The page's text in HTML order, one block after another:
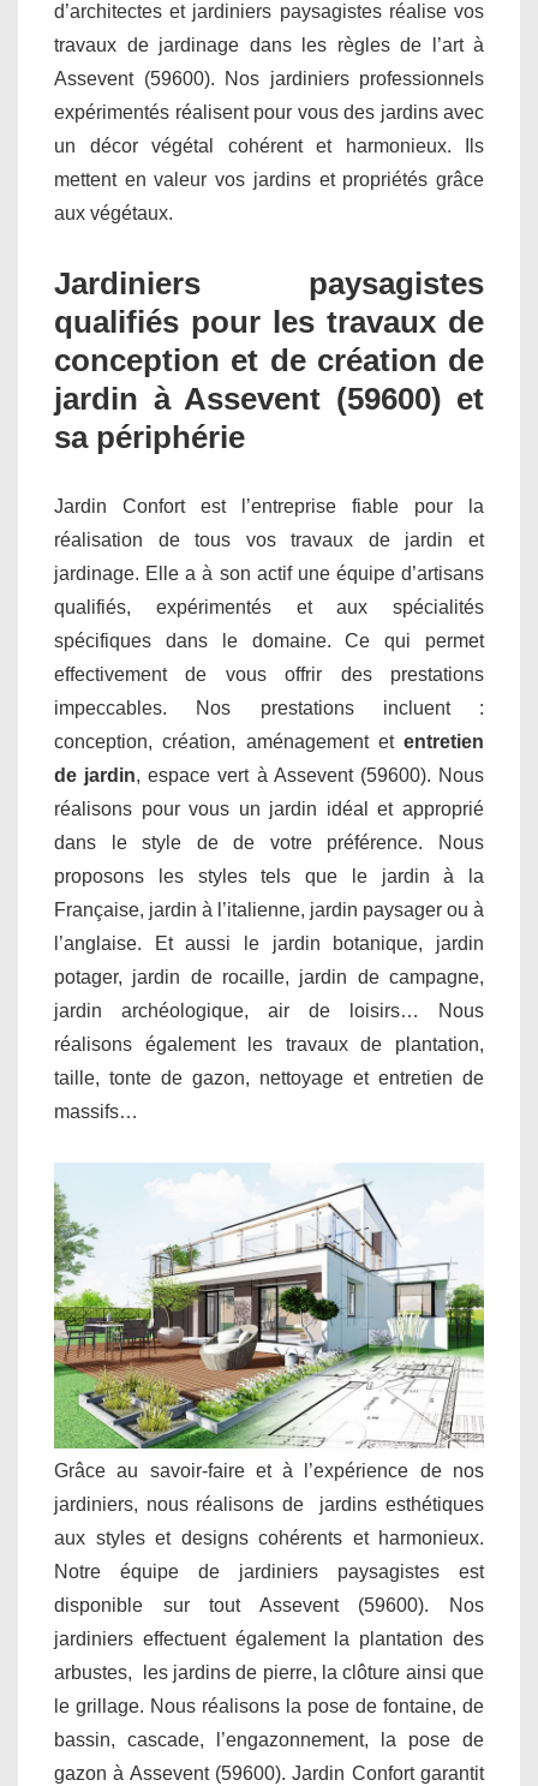
d’architectes et jardiniers paysagistes réalise vos
travaux de jardinage dans les règles de l’art à
Assevent (59600). Nos jardiniers professionnels
expérimentés réalisent pour vous des jardins avec
un décor végétal cohérent et harmonieux. Ils
mettent en valeur vos jardins et propriétés grâce
aux végétaux.
Jardiniers paysagistes
qualifiés pour les travaux de
conception et de création de
jardin à Assevent (59600) et
sa périphérie
Jardin Confort est l’entreprise fiable pour la
réalisation de tous vos travaux de jardin et
jardinage. Elle a à son actif une équipe d’artisans
qualifiés, expérimentés et aux spécialités
spécifiques dans le domaine. Ce qui permet
effectivement de vous offrir des prestations
impeccables. Nos prestations incluent :
conception, création, aménagement et entretien
de jardin, espace vert à Assevent (59600). Nous
réalisons pour vous un jardin idéal et approprié
dans le style de de votre préférence. Nous
proposons les styles tels que le jardin à la
Française, jardin à l’italienne, jardin paysager ou à
l’anglaise. Et aussi le jardin botanique, jardin
potager, jardin de rocaille, jardin de campagne,
jardin archéologique, air de loisirs… Nous
réalisons également les travaux de plantation,
taille, tonte de gazon, nettoyage et entretien de
massifs…
Grâce au savoir-faire et à l’expérience de nos
jardiniers, nous réalisons de jardins esthétiques
aux styles et designs cohérents et harmonieux.
Notre équipe de jardiniers paysagistes est
disponible sur tout Assevent (59600). Nos
jardiniers effectuent également la plantation des
arbustes, les jardins de pierre, la clôture ainsi que
le grillage. Nous réalisons la pose de fontaine, de
bassin, cascade, l’engazonnement, la pose de
gazon à Assevent (59600). Jardin Confort garantit